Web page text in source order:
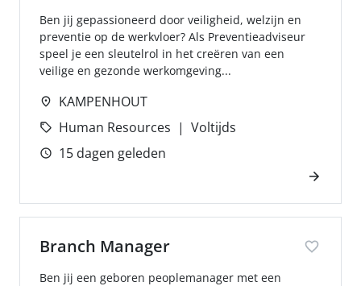
Ben jij gepassioneerd door veiligheid, welzijn en
preventie op de werkvloer? Als Preventieadviseur
speel je een sleutelrol in het creëren van een
veilige en gezonde werkomgeving...
KAMPENHOUT
Human Resources
Voltijds
15 dagen geleden
Branch Manager
Ben jij een geboren peoplemanager met een